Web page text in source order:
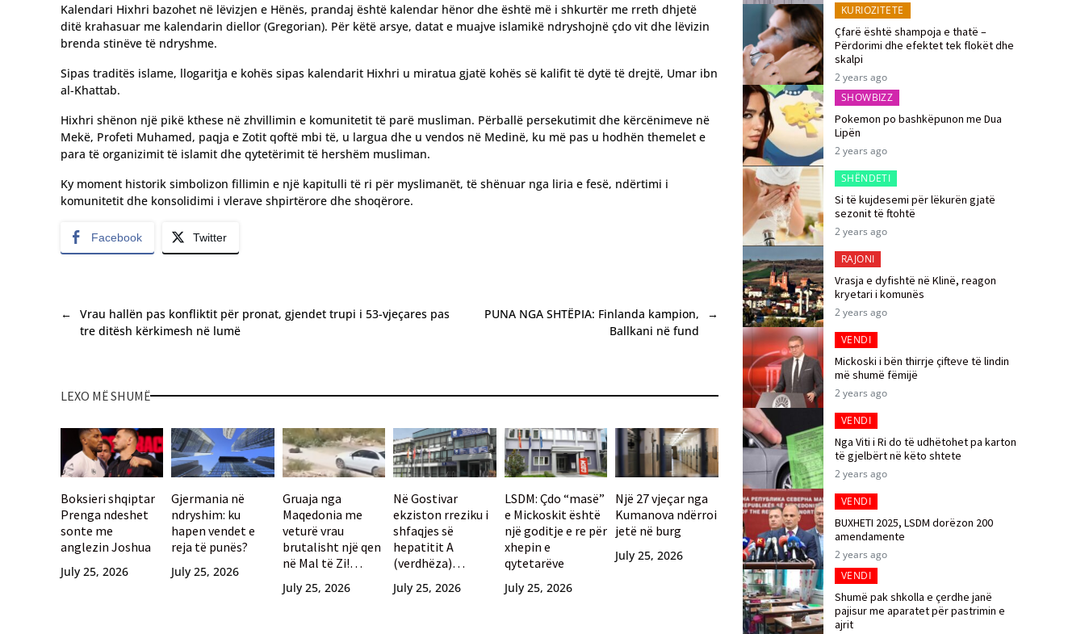
Kalendari Hixhri bazohet në lëvizjen e Hënës, prandaj është kalendar hënor dhe është më i shkurtër me rreth dhjetë
ditë krahasuar me kalendarin diellor (Gregorian). Për këtë arsye, datat e muajve islamikë ndryshojnë çdo vit dhe lëvizin
brenda stinëve të ndryshme.
Sipas traditës islame, llogaritja e kohës sipas kalendarit Hixhri u miratua gjatë kohës së kalifit të dytë të drejtë, Umar ibn
al-Khattab.
Hixhri shënon një pikë kthese në zhvillimin e komunitetit të parë musliman. Përballë persekutimit dhe kërcënimeve në
Mekë, Profeti Muhamed, paqja e Zotit qoftë mbi të, u largua dhe u vendos në Medinë, ku më pas u hodhën themelet e
para të organizimit të islamit dhe qytetërimit të hershëm musliman.
Ky moment historik simbolizon fillimin e një kapitulli të ri për myslimanët, të shënuar nga liria e fesë, ndërtimi i
komunitetit dhe konsolidimi i vlerave shpirtërore dhe shoqërore.
Facebook Twitter
←
Vrau hallën pas konfliktit për pronat, gjendet trupi i 53-vjeçares pas
tre ditësh kërkimesh në lumë
→
PUNA NGA SHTËPIA: Finlanda kampion,
Ballkani në fund
LEXO MË SHUMË
Boksieri shqiptar
Prenga ndeshet
sonte me
anglezin Joshua
July 25, 2026
Gjermania në
ndryshim: ku
hapen vendet e
reja të punës?
July 25, 2026
Gruaja nga
Maqedonia me
veturë vrau
brutalisht një qen
në Mal të Zi!
Tentoi të
arratisej, por u
July 25, 2026
Në Gostivar
ekziston rreziku i
shfaqjes së
hepatitit A
(verdhëza)
paralajmëron
Komisioni për
July 25, 2026
LSDM: Çdo “masë”
e Mickoskit është
një goditje e re për
xhepin e
qytetarëve
July 25, 2026
Një 27 vjeçar nga
Kumanova ndërroi
jetë në burg
July 25, 2026
KURIOZITETE
Çfarë është shampoja e thatë –
Përdorimi dhe efektet tek flokët dhe
skalpi
2 years ago
SHOWBIZZ
Pokemon po bashkëpunon me Dua
Lipën
2 years ago
SHËNDETI
Si të kujdesemi për lëkurën gjatë
sezonit të ftohtë
2 years ago
RAJONI
Vrasja e dyfishtë në Klinë, reagon
kryetari i komunës
2 years ago
VENDI
Mickoski i bën thirrje çifteve të lindin
më shumë fëmijë
2 years ago
VENDI
Nga Viti i Ri do të udhëtohet pa karton
të gjelbërt në këto shtete
2 years ago
VENDI
BUXHETI 2025, LSDM dorëzon 200
amendamente
2 years ago
VENDI
Shumë pak shkolla e çerdhe janë
pajisur me aparatet për pastrimin e
ajrit